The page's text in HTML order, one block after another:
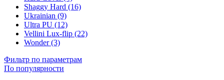
Shaggy Hard (16)
Ukrainian (9)
Ultra PU (12)
Vellini Lux-flip (22)
Wonder (3)
Фильтр по параметрам
По популярности